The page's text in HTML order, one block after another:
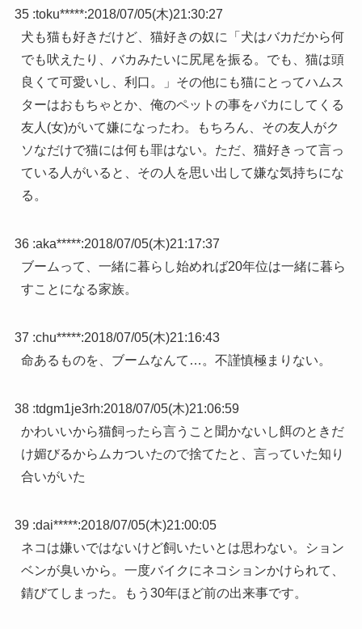
35 :toku*****:2018/07/05(木)21:30:27
犬も猫も好きだけど、猫好きの奴に「犬はバカだから何
でも吠えたり、バカみたいに尻尾を振る。でも、猫は頭
良くて可愛いし、利口。」その他にも猫にとってハムス
ターはおもちゃとか、俺のペットの事をバカにしてくる
友人(女)がいて嫌になったわ。もちろん、その友人がク
ソなだけで猫には何も罪はない。ただ、猫好きって言っ
ている人がいると、その人を思い出して嫌な気持ちにな
る。
36 :aka*****:2018/07/05(木)21:17:37
ブームって、一緒に暮らし始めれば20年位は一緒に暮ら
すことになる家族。
37 :chu*****:2018/07/05(木)21:16:43
命あるものを、ブームなんて…。不謹慎極まりない。
38 :tdgm1je3rh:2018/07/05(木)21:06:59
かわいいから猫飼ったら言うこと聞かないし餌のときだ
け媚びるからムカついたので捨てたと、言っていた知り
合いがいた
39 :dai*****:2018/07/05(木)21:00:05
ネコは嫌いではないけど飼いたいとは思わない。ション
ベンが臭いから。一度バイクにネコションかけられて、
錆びてしまった。もう30年ほど前の出来事です。